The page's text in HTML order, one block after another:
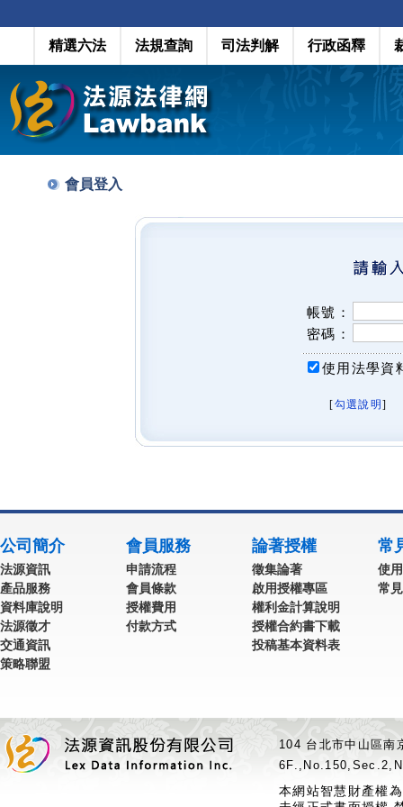
精選六法 法規查詢 司法判解 行政函釋
會員登入
帳號：
密碼：
使用法學資
[勾選說明 ]
公司簡介
法源資訊
產品服務
資料庫說明
法源徵才
交通資訊
策略聯盟
會員服務
申請流程
會員條款
授權費用
付款方式
論著授權
徵集論著
啟用授權專區
權利金計算說明
授權合約書下載
投稿基本資料表
常
使
常
104 台北市中山區
本網站智慧財產權